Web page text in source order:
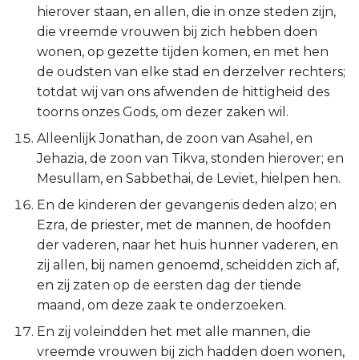
hierover staan, en allen, die in onze steden zijn,
die vreemde vrouwen bij zich hebben doen
wonen, op gezette tijden komen, en met hen
de oudsten van elke stad en derzelver rechters;
totdat wij van ons afwenden de hittigheid des
toorns onzes Gods, om dezer zaken wil.
Alleenlijk Jonathan, de zoon van Asahel, en
Jehazia, de zoon van Tikva, stonden hierover; en
Mesullam, en Sabbethai, de Leviet, hielpen hen.
En de kinderen der gevangenis deden alzo; en
Ezra, de priester, met de mannen, de hoofden
der vaderen, naar het huis hunner vaderen, en
zij allen, bij namen genoemd, scheidden zich af,
en zij zaten op de eersten dag der tiende
maand, om deze zaak te onderzoeken.
En zij voleindden het met alle mannen, die
vreemde vrouwen bij zich hadden doen wonen,